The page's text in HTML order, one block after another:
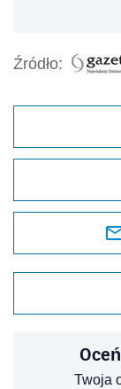
Źródło:
Twoja